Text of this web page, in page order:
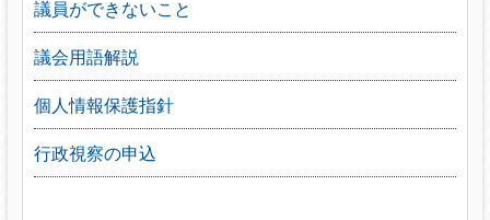
議員ができないこと
議会用語解説
個人情報保護指針
行政視察の申込